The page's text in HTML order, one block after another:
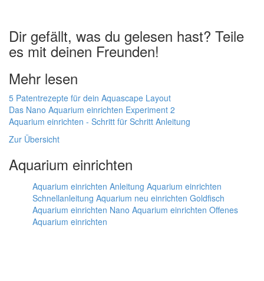
Dir gefällt, was du gelesen hast? Teile
es mit deinen Freunden!
Mehr lesen
5 Patentrezepte für dein Aquascape Layout
Das Nano Aquarium einrichten Experiment 2
Aquarium einrichten - Schritt für Schritt Anleitung
Zur Übersicht
Aquarium einrichten
Aquarium einrichten Anleitung Aquarium einrichten
Schnellanleitung Aquarium neu einrichten Goldfisch
Aquarium einrichten Nano Aquarium einrichten Offenes
Aquarium einrichten